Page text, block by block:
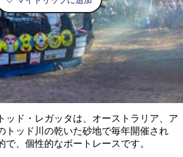
ト
な ッド・レガッタは、オーストラリア、ア
トッド川の乾いた砂地で毎年開催され
で、個性的なボートレースです。